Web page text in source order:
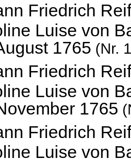
Friedrich
Luise von
1765 (Nr.
Friedrich
Luise von
1765
Friedrich
Luise von